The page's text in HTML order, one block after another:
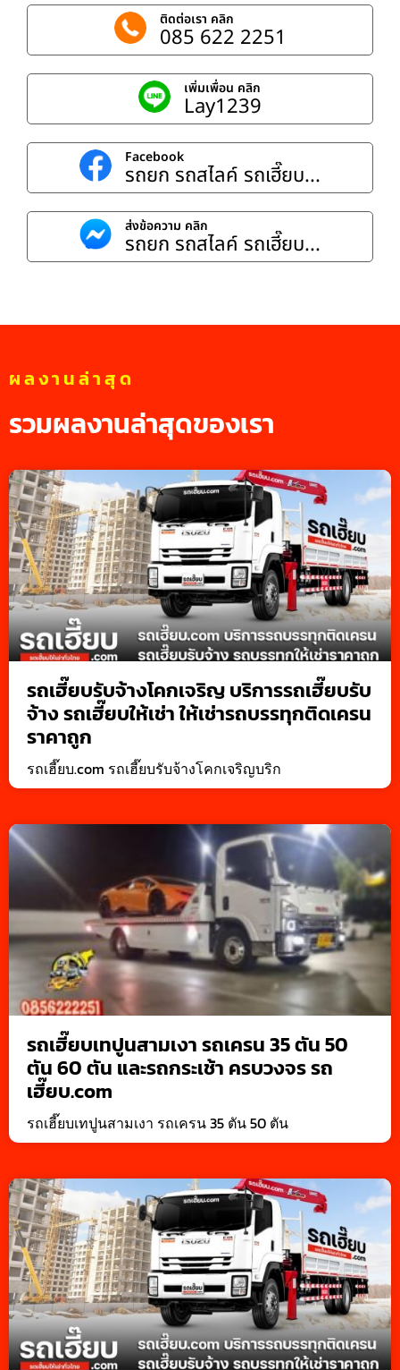
ติดต่อเรา คลิก
085 622 2251
เพิ่มเพื่อน คลิก
Lay1239
Facebook
รถยก รถสไลค์ รถเฮี๊ยบ...
ส่งข้อความ คลิก
รถยก รถสไลค์ รถเฮี๊ยบ...
ผลงานล่าสุด
รวมผลงานล่าสุดของเรา
รถเฮี๊ยบรับจ้างโคกเจริญ บริการรถเฮี๊ยบรับ
จ้าง รถเฮี๊ยบให้เช่า ให้เช่ารถบรรทุกติดเครน
ราคาถูก
รถเฮี๊ยบ.com รถเฮี๊ยบรับจ้างโคกเจริญบริก
รถเฮี๊ยบเทปูนสามเงา รถเครน 35 ตัน 50
ตัน 60 ตัน และรถกระเช้า ครบวงจร รถ
เฮี๊ยบ.com
รถเฮี๊ยบเทปูนสามเงา รถเครน 35 ตัน 50 ตัน